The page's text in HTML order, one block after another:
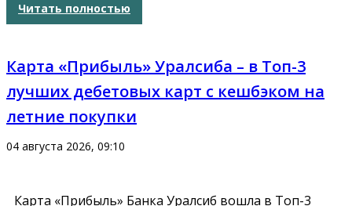
Читать полностью
Карта «Прибыль» Уралсиба – в Топ-3
лучших дебетовых карт с кешбэком на
летние покупки
04 августа 2026, 09:10
Карта «Прибыль» Банка Уралсиб вошла в Топ-3